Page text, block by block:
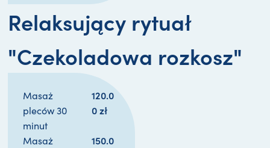
Relaksujący rytuał
"Czekoladowa rozkosz"
Masaż
pleców 30
minut
120.0
0 zł
Masaż
150.0